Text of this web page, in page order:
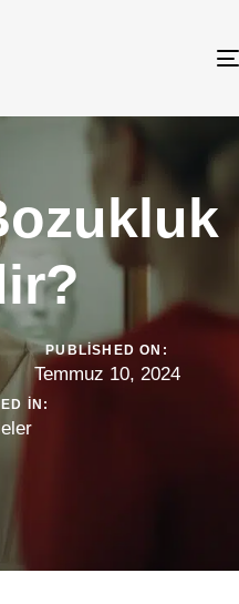
PUBLISHED ON:
Temmuz 10, 2024
IN: